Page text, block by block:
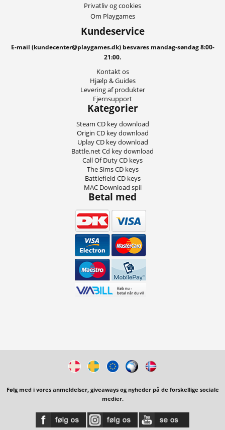
Privatliv og cookies
Om Playgames
Kundeservice
E-mail (kundecenter@playgames.dk) besvares mandag-søndag 8:00-
21:00.
Kontakt os
Hjælp & Guides
Levering af produkter
Fjernsupport
Kategorier
Steam CD key download
Origin CD key download
Uplay CD key download
Battle.net Cd key download
Call Of Duty CD keys
The Sims CD keys
Battlefield CD keys
MAC Download spil
Betal med
Følg med i vores anmeldelser, giveaways og nyheder på de forskellige sociale
medier.